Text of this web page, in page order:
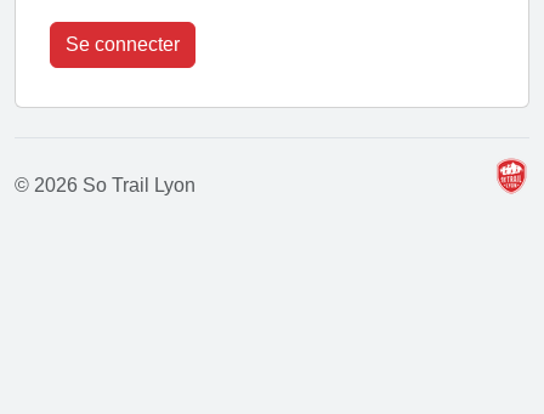
Se connecter
© 2026 So Trail Lyon